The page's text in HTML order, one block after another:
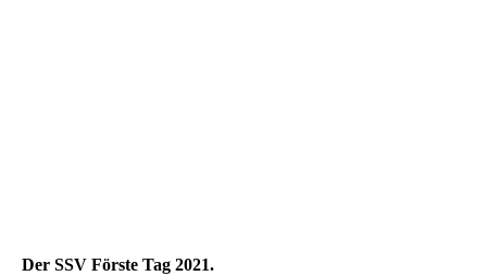
Der SSV Förste Tag 2021.